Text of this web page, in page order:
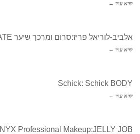
קרא עוד ←
אלביב-לוריאל פריז:סרום ומרכך שיער ULTIMATE
קרא עוד ←
Schick: Schick BODY
קרא עוד ←
NYX Professional Makeup:JELLY JOB